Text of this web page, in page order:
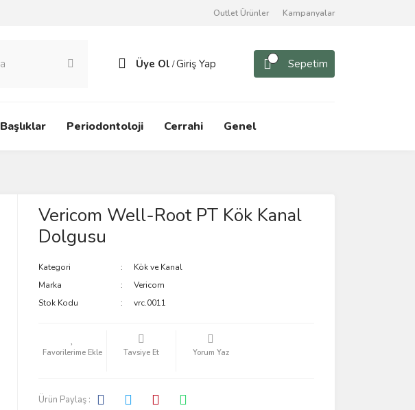
Outlet Ürünler Kampanyalar
Üye Ol /Giriş Yap Sepetim
Başlıklar Periodontoloji Cerrahi Genel
Vericom Well-Root PT Kök Kanal
Dolgusu
Kategori
Kök ve Kanal
Marka
Vericom
Stok Kodu
vrc.0011
Tavsiye Et Yorum Yaz
Ürün Paylaş :